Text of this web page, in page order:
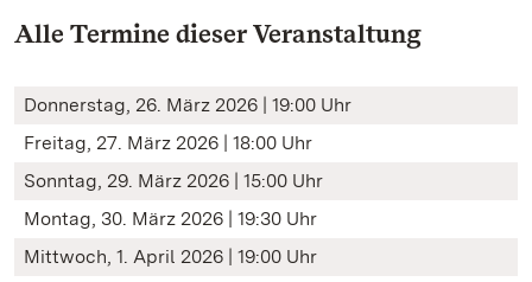
Alle Termine dieser Veranstaltung
Donnerstag, 26. März 2026 | 19:00 Uhr
Freitag, 27. März 2026 | 18:00 Uhr
Sonntag, 29. März 2026 | 15:00 Uhr
Montag, 30. März 2026 | 19:30 Uhr
Mittwoch, 1. April 2026 | 19:00 Uhr